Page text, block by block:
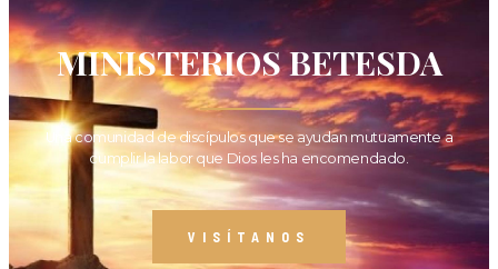
MINISTERIOS BETESDA
Una comunidad de discípulos que se ayudan mutuamente a
cumplir la labor que Dios les ha encomendado.
VISÍTANOS